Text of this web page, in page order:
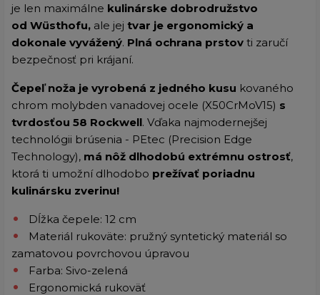
je len maximálne kulinárske dobrodružstvo
od Wüsthofu, ale jej tvar je ergonomický a
dokonale vyvážený. Plná ochrana prstov ti zaručí
bezpečnosť pri krájaní.
Čepeľ noža je vyrobená z jedného kusu kovaného
chrom molybden vanadovej ocele (X50CrMoV15) s
tvrdosťou 58 Rockwell. Vďaka najmodernejšej
technológii brúsenia - PEtec (Precision Edge
Technology), má nôž dlhodobú extrémnu ostrosť,
ktorá ti umožní dlhodobo prežívať poriadnu
kulinársku zverinu!
Dĺžka čepele: 12 cm
Materiál rukoväte: pružný syntetický materiál so
zamatovou povrchovou úpravou
Farba: Sivo-zelená
Ergonomická rukoväť